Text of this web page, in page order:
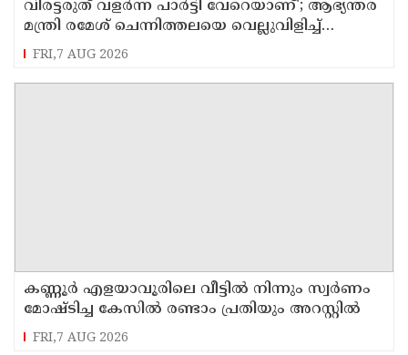
വിരട്ടരുത് വളര്‍ന്ന പാര്‍ട്ടി വേറെയാണ്'; ആഭ്യന്തര
മന്ത്രി രമേശ് ചെന്നിത്തലയെ വെല്ലുവിളിച്ച്
അര്‍ജുന്‍ ആയങ്കി
FRI,7 AUG 2026
കണ്ണൂർ എളയാവൂരിലെ വീട്ടിൽ നിന്നും സ്വർണം
മോഷ്ടിച്ച കേസിൽ രണ്ടാം പ്രതിയും അറസ്റ്റിൽ
FRI,7 AUG 2026